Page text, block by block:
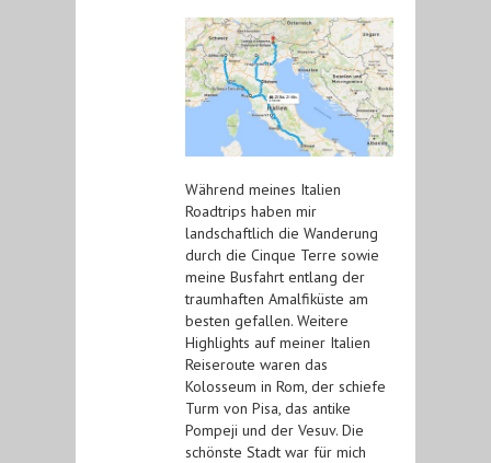
Während meines Italien
Roadtrips haben mir
landschaftlich die Wanderung
durch die Cinque Terre sowie
meine Busfahrt entlang der
traumhaften Amalfiküste am
besten gefallen. Weitere
Highlights auf meiner Italien
Reiseroute waren das
Kolosseum in Rom, der schiefe
Turm von Pisa, das antike
Pompeji und der Vesuv. Die
schönste Stadt war für mich